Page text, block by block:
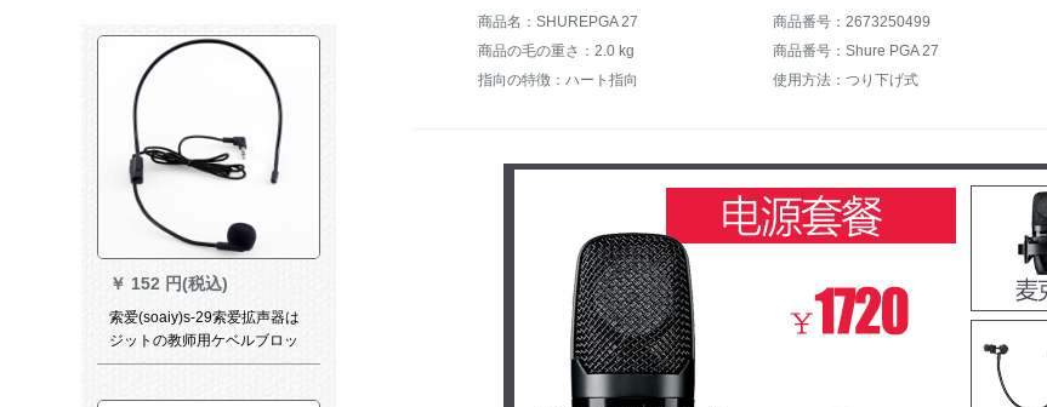
￥ 152 円(税込)
索爱(soaiy)s-29索爱拡声器は
ジットの教师用ケベルブロッ
クを标准装备しています。
商品名：SHUREPGA 27 商品番号：2673250499
商品の毛の重さ：2.0 kg
商品番号：Shure PGA 27
指向の特徴：ハート指向
使用方法：つり下げ式